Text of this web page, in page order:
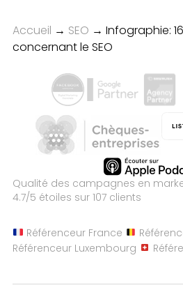
Accueil → SEO → Infographie:
concernant le SEO
Qualité des campagnes en
4.7/5 étoiles sur 107 clients
Référenceur France
Référenceur Luxembourg